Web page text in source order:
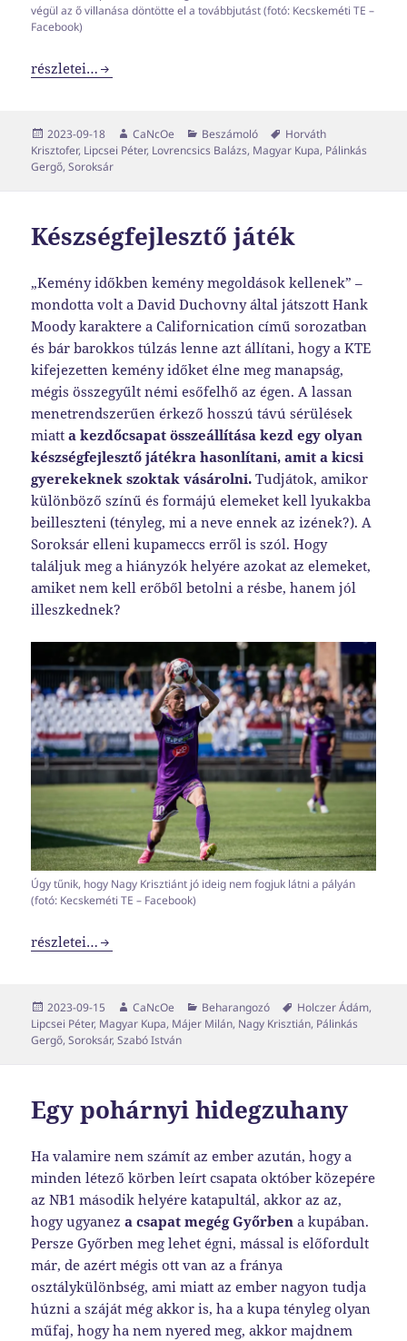
végül az ő villanása döntötte el a továbbjutást (fotó: Kecskeméti TE –
Facebook)
Vártnál nehézkesebb kötelező
részletei…
Közzétéve
2023-09-18 Szerző
CaNcOe Kategória
Beszámoló Címke
Horváth
Krisztofer, Lipcsei Péter, Lovrencsics Balázs, Magyar Kupa, Pálinkás
Gergő,Soroksár
Készségfejlesztő játék
„Kemény időkben kemény megoldások kellenek” –
mondotta volt a David Duchovny által játszott Hank
Moody karaktere a Californication című sorozatban
és bár barokkos túlzás lenne azt állítani, hogy a KTE
kifejezetten kemény időket élne meg manapság,
mégis összegyűlt némi esőfelhő az égen. A lassan
menetrendszerűen érkező hosszú távú sérülések
miatta kezdőcsapat összeállítása kezd egy olyan
készségfejlesztő játékra hasonlítani, amit a kicsi
gyerekeknek szoktak vásárolni. Tudjátok, amikor
különböző színű és formájú elemeket kell lyukakba
beilleszteni (tényleg, mi a neve ennek az izének?). A
Soroksár elleni kupameccs erről is szól. Hogy
találjuk meg a hiányzók helyére azokat az elemeket,
amiket nem kell erőből betolni a résbe, hanem jól
illeszkednek?
Úgy tűnik, hogy Nagy Krisztiánt jó ideig nem fogjuk látni a pályán
(fotó: Kecskeméti TE – Facebook)
Készségfejlesztő játék
részletei…
Közzétéve
2023-09-15 Szerző
CaNcOe Kategória
Beharangozó Címke
Holczer Ádám,
Lipcsei Péter, Magyar Kupa, Májer Milán, Nagy Krisztián, Pálinkás
Gergő,Soroksár,Szabó István
Egy pohárnyi hidegzuhany
Ha valamire nem számít az ember azután, hogy a
minden létező körben leírt csapata október közepére
az NB1 második helyére katapultál, akkor az az,
hogy ugyaneza csapat megég Győrben a kupában.
Persze Győrben meg lehet égni, mással is előfordult
már, de azért mégis ott van az a fránya
osztálykülönbség, ami miatt az ember nagyon tudja
húzni a száját még akkor is, ha a kupa tényleg olyan
műfaj, hogy ha nem nyered meg, akkor majdnem